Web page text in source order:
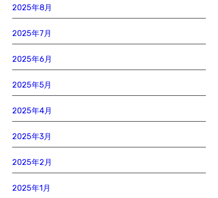
2025年8月
2025年7月
2025年6月
2025年5月
2025年4月
2025年3月
2025年2月
2025年1月